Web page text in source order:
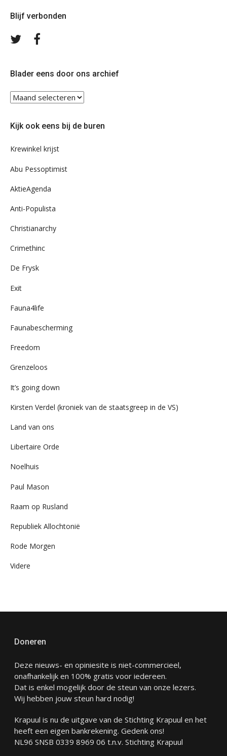
Blijf verbonden
Volg
Blader eens door ons archief
Blader
ons
Kijk ook eens bij de buren
Krewinkel krijst
Abu Pessoptimist
AktieAgenda
Anti-Populista
Christianarchy
Crimethinc
De Frysk
Exit
Fauna4life
Faunabescherming
Freedom
Grenzeloos
It’s going down
Kirsten Verdel (kroniek van de staatsgreep in de VS)
Land van ons
Libertaire Orde
Noelhuis
Paul Mason
Raam op Rusland
Republiek Allochtonië
Rode Morgen
Videre
Doneren
Deze nieuws- en opiniesite is niet-commercieel,
onafhankelijk en 100% gratis voor iedereen.
Dat is enkel mogelijk door de steun van onze lezers.
Wij hebben jouw steun hard nodig!
Krapuul is nu de uitgave van de Stichting Krapuul en het
heeft een eigen bankrekening. Gedenk ons!
NL96 SNSB 0339 8969 06 t.n.v. Stichting Krapuul